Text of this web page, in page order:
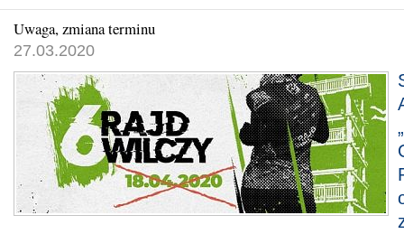
Uwaga, zmiana terminu
27.03.2020